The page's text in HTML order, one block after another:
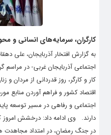
کارگران، سرمایه‌های انسانی و
به گزارش افتخار آذربایجان، علی
اجتماعی آذربایجان غربی- در مراسم
کار و کارگر، روز قدردانی از مردان
اقتصاد کشور و فراهم آوردن منابع
اجتماعی و رفاهی در مسیر توسعه
دارند. وی ادامه داد: درخشش امروز
در جنگ رمضان، در امتداد مجاهدت